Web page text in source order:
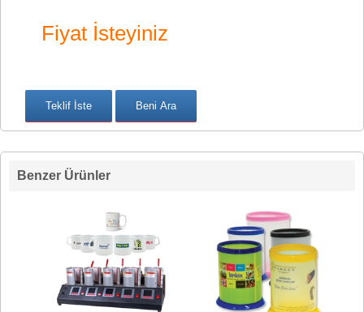
Fiyat İsteyiniz
Benzer Ürünler